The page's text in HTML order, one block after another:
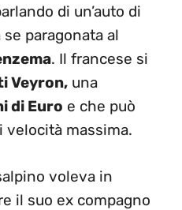
di un’auto di
paragonata al
. Il francese si
Veyron, una
di Euro e che può
massima.
voleva in
il suo ex compagno